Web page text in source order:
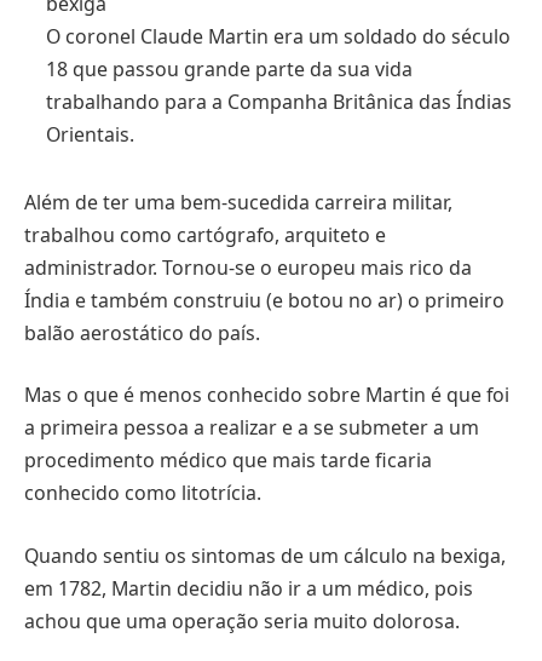
O coronel Claude Martin era um soldado do século
18 que passou grande parte da sua vida
trabalhando para a Companha Britânica das Índias
Orientais.
Além de ter uma bem-sucedida carreira militar,
trabalhou como cartógrafo, arquiteto e
administrador. Tornou-se o europeu mais rico da
Índia e também construiu (e botou no ar) o primeiro
balão aerostático do país.
Mas o que é menos conhecido sobre Martin é que foi
a primeira pessoa a realizar e a se submeter a um
procedimento médico que mais tarde ficaria
conhecido como litotrícia.
Quando sentiu os sintomas de um cálculo na bexiga,
em 1782, Martin decidiu não ir a um médico, pois
achou que uma operação seria muito dolorosa.